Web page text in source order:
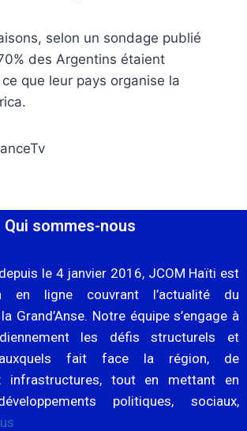
selon un sondage publié
des Argentins étaient
que leur pays organise la
Qui sommes-nous
le 4 janvier 2016, JCOM Haïti est
en ligne couvrant l’actualité du
Grand’Anse. Notre équipe s’engage à
les défis structurels et
auxquels fait face la région, de
infrastructures, tout en mettant en
politiques, sociaux,